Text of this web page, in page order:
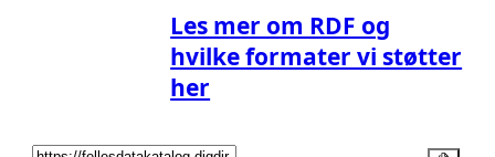
Les mer om RDF og
hvilke formater vi støtter
her